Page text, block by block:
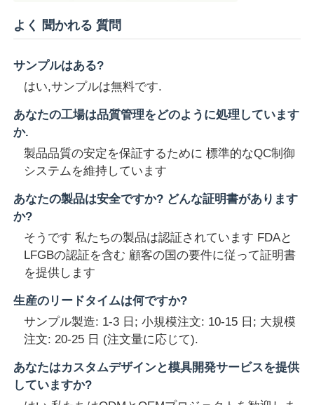
よく 聞かれる 質問
サンプルはある?
はい,サンプルは無料です.
あなたの工場は品質管理をどのように処理しています
か.
製品品質の安定を保証するために 標準的なQC制御
システムを維持しています
あなたの製品は安全ですか? どんな証明書があります
か?
そうです 私たちの製品は認証されています FDAと
LFGBの認証を含む 顧客の国の要件に従って証明書
を提供します
生産のリードタイムは何ですか?
サンプル製造: 1-3 日; 小規模注文: 10-15 日; 大規模
注文: 20-25 日 (注文量に応じて).
あなたはカスタムデザインと模具開発サービスを提供
していますか?